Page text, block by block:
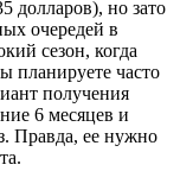
долларов), но зато
очередей в
сезон, когда
планируете часто
получения
6 месяцев и
Правда, ее нужно